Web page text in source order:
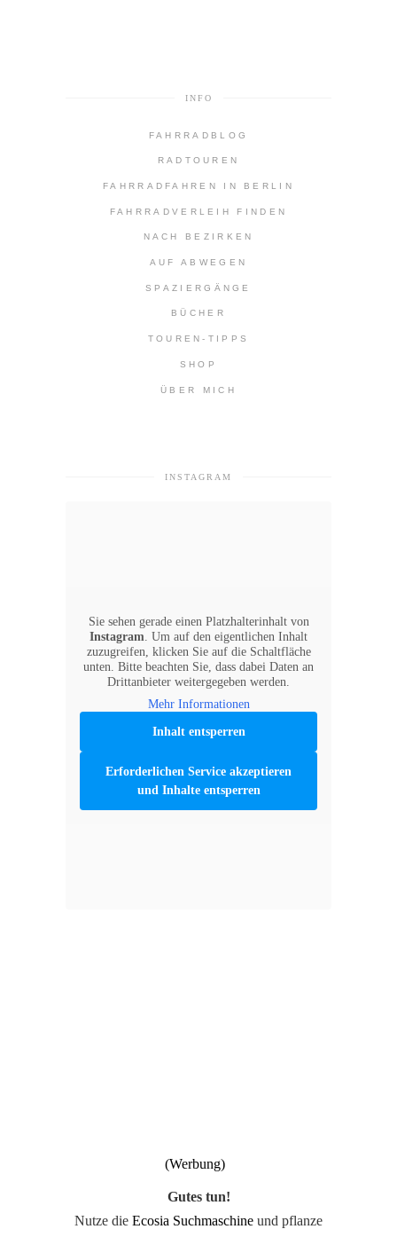
INFO
FAHRRADBLOG
RADTOUREN
FAHRRADFAHREN IN BERLIN
FAHRRADVERLEIH FINDEN
NACH BEZIRKEN
AUF ABWEGEN
SPAZIERGÄNGE
BÜCHER
TOUREN-TIPPS
SHOP
ÜBER MICH
INSTAGRAM
Sie sehen gerade einen Platzhalterinhalt von
Instagram . Um auf den eigentlichen Inhalt
zuzugreifen, klicken Sie auf die Schaltfläche
unten. Bitte beachten Sie, dass dabei Daten an
Drittanbieter weitergegeben werden.
Mehr Informationen
Inhalt entsperren
Erforderlichen Service akzeptieren
und Inhalte entsperren
Gutes tun!
Nutze die Ecosia Suchmaschine und pflanze